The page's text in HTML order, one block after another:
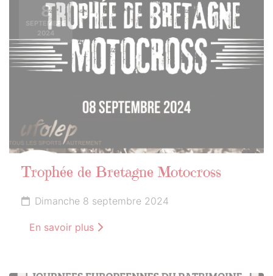
8
SEPTEMBRE
2024
Trophée de Bretagne Motocross
Dimanche 8 septembre 2024
En savoir plus